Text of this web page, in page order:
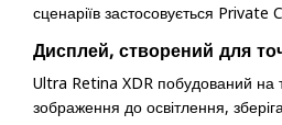
сценаріїв застосовується
Дисплей, створений для
Ultra Retina XDR побудований на
зображення до освітлення,